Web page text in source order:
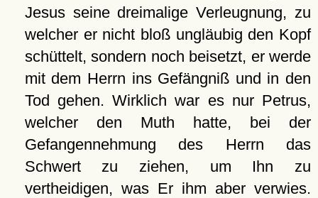
Jesus seine dreimalige Verleugnung, zu
welcher er nicht bloß ungläubig den Kopf
schüttelt, sondern noch beisetzt, er werde
mit dem Herrn ins Gefängniß und in den
Tod gehen. Wirklich war es nur Petrus,
welcher den Muth hatte, bei der
Gefangennehmung des Herrn das
Schwert zu ziehen, um Ihn zu
vertheidigen, was Er ihm aber verwies.